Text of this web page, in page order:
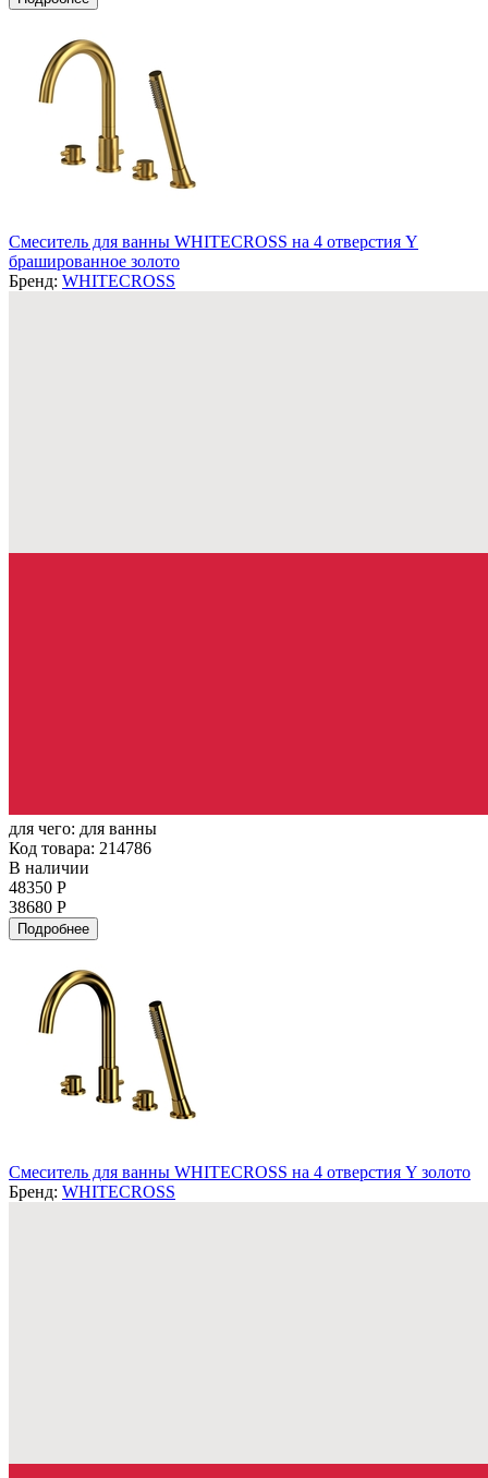
Смеситель для ванны WHITECROSS на 4 отверстия Y
брашированное золото
Бренд: WHITECROSS
для чего: для ванны
Код товара: 214786
В наличии
48350 Р
38680 Р
Подробнее
Смеситель для ванны WHITECROSS на 4 отверстия Y золото
Бренд: WHITECROSS